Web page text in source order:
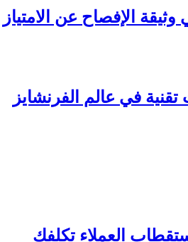
في وثيقة الإفصاح عن الامتياز
تقنية في عالم الفرنشايز
العملاء تكلفك